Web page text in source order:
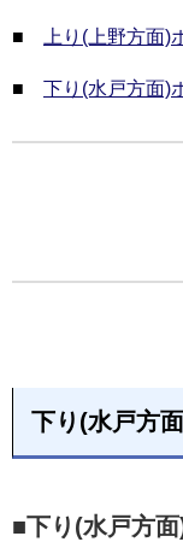
■ 上り(上野方面)
■ 下り(水戸方面)
下り(水戸方
■下り(水戸方